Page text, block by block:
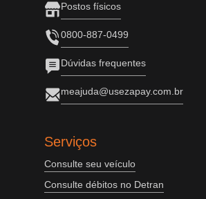
Postos físicos
0800-887-0499
Dúvidas frequentes
meajuda@usezapay.com.br
Serviços
Consulte seu veículo
Consulte débitos no Detran